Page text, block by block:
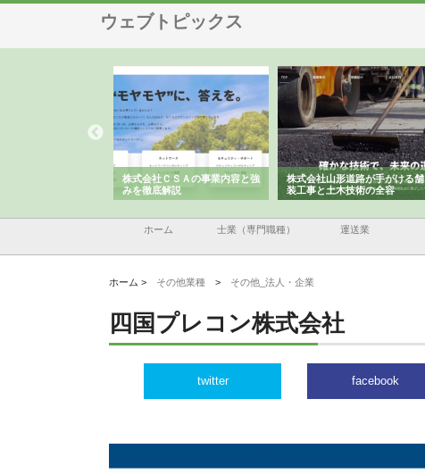
ウェブトピックス
株式会社ＣＳＡの事業内容と強
みを徹底解説
株式会社山形道路が手がける舗
装工事と土木技術の全容
ホーム 士業（専門職種） 運送業
ホーム > その他業種 > その他_法人・企業
四国プレコン株式会社
twitter facebook